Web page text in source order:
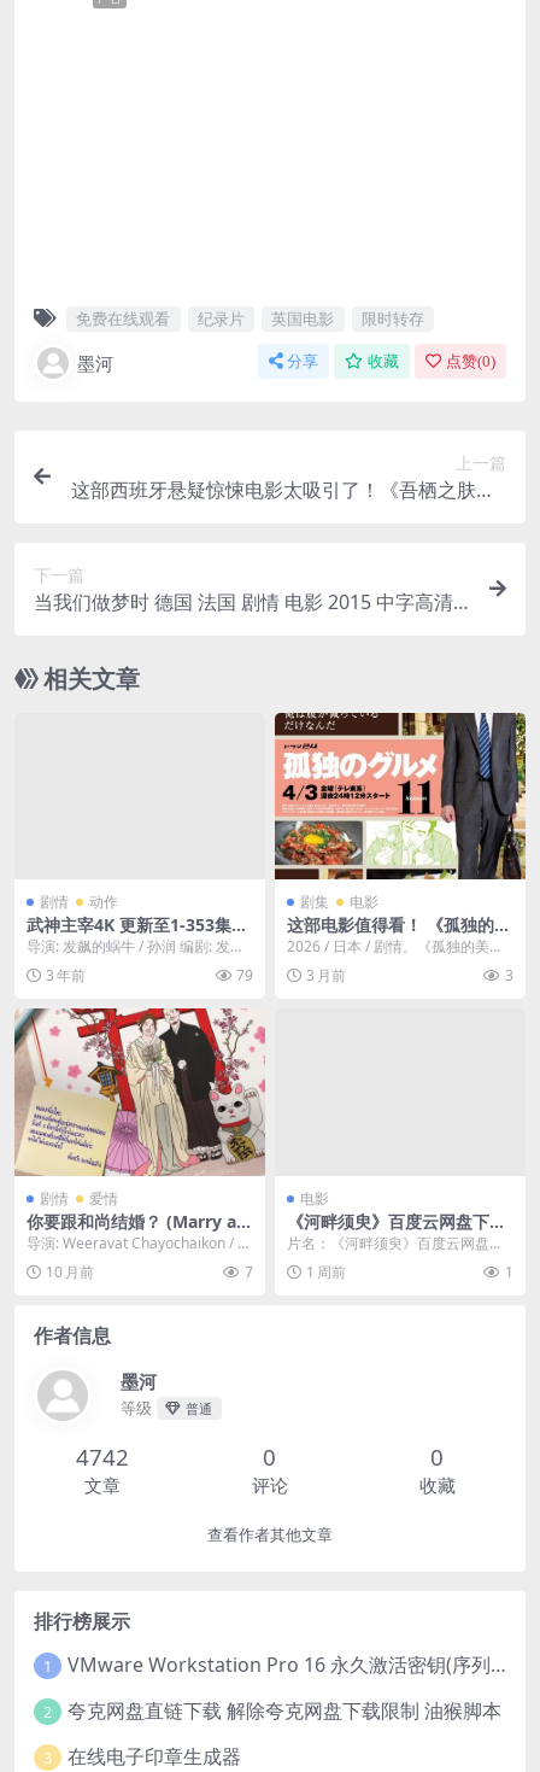
免费在线观看 纪录片 英国电影 限时转存
墨河 分享 收藏 点赞(0)
上一篇
这部西班牙悬疑惊悚电影太吸引了！《吾栖之肤》2
下一篇
当我们做梦时 德国 法国 剧情 电影 2015 中字高清
相关文章
剧情 动作
武神主宰4K 更新至1-353集
（国漫装逼第一人）[无水印，
无二次压制及广告]【适合收
藏】
导演: 发飙的蜗牛 / 孙润 编剧: 发飙
的蜗牛 / 暗魔师 主演: 战宇 / ...
3 年前 79
剧集 电影
这部电影值得看！ 《孤独的美
食家 第十一季》 2026 剧情 热
播必收 未删减 限时转存
2026 / 日本 / 剧情。《孤独的美食
家》 第11季宣布回归，定档4月3日
开...3 月前 3
剧情 爱情
你要跟和尚结婚？ (Marry a
Monk?) – 2025 – 爱情/喜剧 –
夸克网盘免费下载 🧘‍♂️“Pae”是
一位严格的泰国僧人，他的妹
日本参加她的婚礼🧘‍♂️｜
导演: Weeravat Chayochaikon / O
ngart Cheam...
10 月前 7
电影
《河畔须臾》百度云网盘下载.
阿里云盘.日语中字.(2021)
片名：《河畔须臾》百度云网盘下
载.阿里云盘.日语中字.(2021) 分
类：电影 ...
1 周前 1
作者信息
墨河
等级 普通
4742
文章
0
评论
0
收藏
查看作者其他文章
排行榜展示
1 VMware Workstation Pro 16 永久激活密钥(序列号)
2 夸克网盘直链下载 解除夸克网盘下载限制 油猴脚本
3 在线电子印章生成器